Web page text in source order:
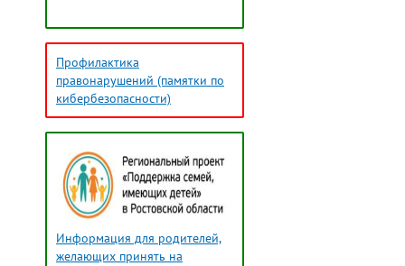
Профилактика
правонарушений (памятки по
кибербезопасности)
Информация для родителей,
желающих принять на